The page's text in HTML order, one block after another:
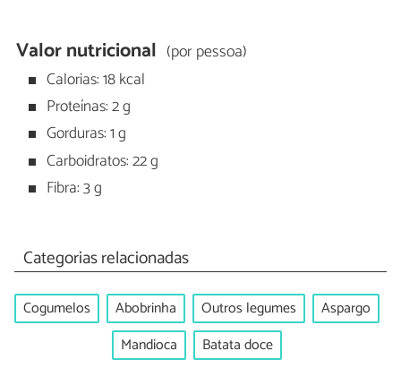
Valor nutricional (por pessoa)
Calorias: 18 kcal
Proteínas: 2 g
Gorduras: 1 g
Carboidratos: 22 g
Fibra: 3 g
Categorias relacionadas
Cogumelos Abobrinha Outros legumes
Aspargo
Mandioca
Batata doce